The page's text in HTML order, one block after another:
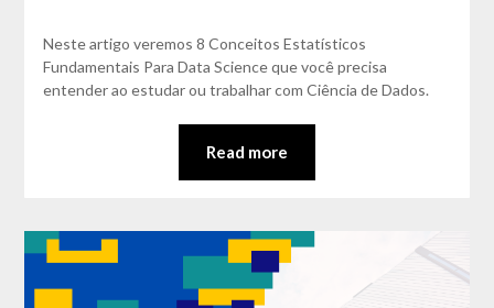
Neste artigo veremos 8 Conceitos Estatísticos
Fundamentais Para Data Science que você precisa
entender ao estudar ou trabalhar com Ciência de Dados.
Read more